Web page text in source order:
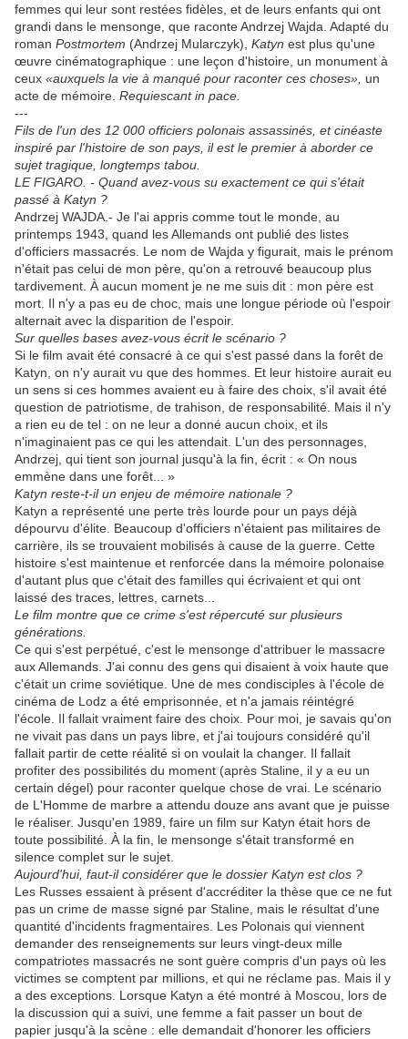
femmes qui leur sont restées fidèles, et de leurs enfants qui ont
grandi dans le mensonge, que raconte Andrzej Wajda. Adapté du
roman Postmortem (Andrzej Mularczyk), Katyn est plus qu'une
œuvre cinématographique : une leçon d'histoire, un monument à
ceux «auxquels la vie à manqué pour raconter ces choses», un
acte de mémoire. Requiescant in pace.
---
Fils de l'un des 12 000 officiers polonais assassinés, et cinéaste
inspiré par l'histoire de son pays, il est le premier à aborder ce
sujet tragique, longtemps tabou.
LE FIGARO. - Quand avez-vous su exactement ce qui s'était
passé à Katyn ?
Andrzej WAJDA.- Je l'ai appris comme tout le monde, au
printemps 1943, quand les Allemands ont publié des listes
d'officiers massacrés. Le nom de Wajda y figurait, mais le prénom
n'était pas celui de mon père, qu'on a retrouvé beaucoup plus
tardivement. À aucun moment je ne me suis dit : mon père est
mort. Il n'y a pas eu de choc, mais une longue période où l'espoir
alternait avec la disparition de l'espoir.
Sur quelles bases avez-vous écrit le scénario ?
Si le film avait été consacré à ce qui s'est passé dans la forêt de
Katyn, on n'y aurait vu que des hommes. Et leur histoire aurait eu
un sens si ces hommes avaient eu à faire des choix, s'il avait été
question de patriotisme, de trahison, de responsabilité. Mais il n'y
a rien eu de tel : on ne leur a donné aucun choix, et ils
n'imaginaient pas ce qui les attendait. L'un des personnages,
Andrzej, qui tient son journal jusqu'à la fin, écrit : « On nous
emmène dans une forêt... »
Katyn reste-t-il un enjeu de mémoire nationale ?
Katyn a représenté une perte très lourde pour un pays déjà
dépourvu d'élite. Beaucoup d'officiers n'étaient pas militaires de
carrière, ils se trouvaient mobilisés à cause de la guerre. Cette
histoire s'est maintenue et renforcée dans la mémoire polonaise
d'autant plus que c'était des familles qui écrivaient et qui ont
laissé des traces, lettres, carnets...
Le film montre que ce crime s'est répercuté sur plusieurs
générations.
Ce qui s'est perpétué, c'est le mensonge d'attribuer le massacre
aux Allemands. J'ai connu des gens qui disaient à voix haute que
c'était un crime soviétique. Une de mes condisciples à l'école de
cinéma de Lodz a été emprisonnée, et n'a jamais réintégré
l'école. Il fallait vraiment faire des choix. Pour moi, je savais qu'on
ne vivait pas dans un pays libre, et j'ai toujours considéré qu'il
fallait partir de cette réalité si on voulait la changer. Il fallait
profiter des possibilités du moment (après Staline, il y a eu un
certain dégel) pour raconter quelque chose de vrai. Le scénario
de L'Homme de marbre a attendu douze ans avant que je puisse
le réaliser. Jusqu'en 1989, faire un film sur Katyn était hors de
toute possibilité. À la fin, le mensonge s'était transformé en
silence complet sur le sujet.
Aujourd'hui, faut-il considérer que le dossier Katyn est clos ?
Les Russes essaient à présent d'accréditer la thèse que ce ne fut
pas un crime de masse signé par Staline, mais le résultat d'une
quantité d'incidents fragmentaires. Les Polonais qui viennent
demander des renseignements sur leurs vingt-deux mille
compatriotes massacrés ne sont guère compris d'un pays où les
victimes se comptent par millions, et qui ne réclame pas. Mais il y
a des exceptions. Lorsque Katyn a été montré à Moscou, lors de
la discussion qui a suivi, une femme a fait passer un bout de
papier jusqu'à la scène : elle demandait d'honorer les officiers